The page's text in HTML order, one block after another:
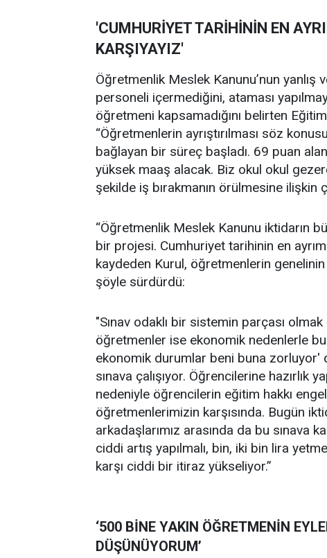
'CUMHURİYET TARİHİNİN EN
KARŞIYAYIZ'
Öğretmenlik Meslek Kanunu’nun
personeli içermediğini, ataması
öğretmeni kapsamadığını belirten
“Öğretmenlerin ayrıştırılması söz
bağlayan bir süreç başladı. 69 puan
yüksek maaş alacak. Biz okul okul
şekilde iş bırakmanın örülmesine ilişkin
“Öğretmenlik Meslek Kanunu iktidarın
bir projesi. Cumhuriyet tarihinin en
kaydeden Kurul, öğretmenlerin
şöyle sürdürdü:
"Sınav odaklı bir sistemin parçası
öğretmenler ise ekonomik nedenlerle
ekonomik durumlar beni buna
sınava çalışıyor. Öğrencilerine hazırlık
nedeniyle öğrencilerin eğitim hakkı
öğretmenlerimizin karşısında. Bugün
arkadaşlarımız arasında da bu sınava
ciddi artış yapılmalı, bin, iki bin lira
karşı ciddi bir itiraz yükseliyor.”
‘500 BİNE YAKIN ÖĞRETMENİN
DÜŞÜNÜYORUM’